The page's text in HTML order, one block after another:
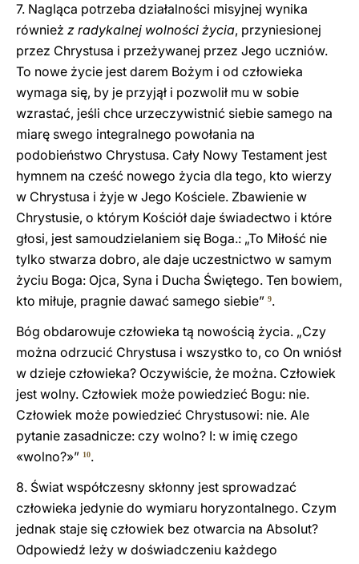
7. Nagląca potrzeba działalności misyjnej wynika
również z radykalnej wolności życia, przyniesionej
przez Chrystusa i przeżywanej przez Jego uczniów.
To nowe życie jest darem Bożym i od człowieka
wymaga się, by je przyjął i pozwolił mu w sobie
wzrastać, jeśli chce urzeczywistnić siebie samego na
miarę swego integralnego powołania na
podobieństwo Chrystusa. Cały Nowy Testament jest
hymnem na cześć nowego życia dla tego, kto wierzy
w Chrystusa i żyje w Jego Kościele. Zbawienie w
Chrystusie, o którym Kościół daje świadectwo i które
głosi, jest samoudzielaniem się Boga.: „To Miłość nie
tylko stwarza dobro, ale daje uczestnictwo w samym
życiu Boga: Ojca, Syna i Ducha Świętego. Ten bowiem,
kto miłuje, pragnie dawać samego siebie” 9.
Bóg obdarowuje człowieka tą nowością życia. „Czy
można odrzucić Chrystusa i wszystko to, co On wniósł
w dzieje człowieka? Oczywiście, że można. Człowiek
jest wolny. Człowiek może powiedzieć Bogu: nie.
Człowiek może powiedzieć Chrystusowi: nie. Ale
pytanie zasadnicze: czy wolno? I: w imię czego
«wolno?»” 10.
8. Świat współczesny skłonny jest sprowadzać
człowieka jedynie do wymiaru horyzontalnego. Czym
jednak staje się człowiek bez otwarcia na Absolut?
Odpowiedź leży w doświadczeniu każdego